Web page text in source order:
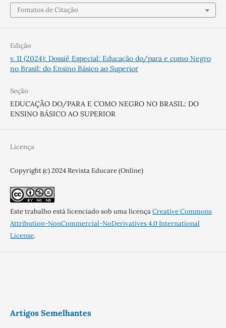
Fomatos de Citação
Edição
v. 11 (2024): Dossiê Especial: Educação do/para e como Negro
no Brasil: do Ensino Básico ao Superior
Seção
EDUCAÇÃO DO/PARA E COMO NEGRO NO BRASIL: DO
ENSINO BÁSICO AO SUPERIOR
Licença
Copyright (c) 2024 Revista Educare (Online)
Este trabalho está licenciado sob uma licençaCreative Commons
Attribution-NonCommercial-NoDerivatives 4.0 International
License.
Artigos Semelhantes